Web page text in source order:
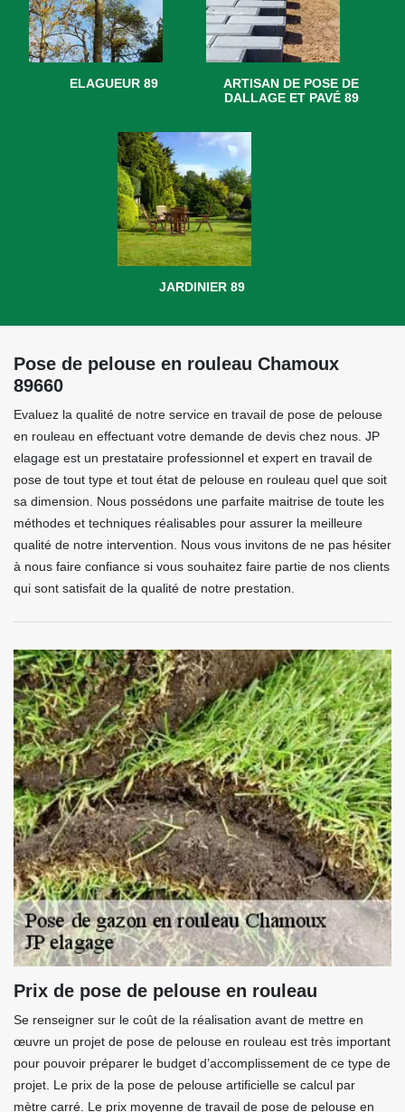
ELAGUEUR 89
ARTISAN DE POSE DE
DALLAGE ET PAVÉ 89
JARDINIER 89
Pose de pelouse en rouleau Chamoux
89660
Evaluez la qualité de notre service en travail de pose de pelouse
en rouleau en effectuant votre demande de devis chez nous. JP
elagage est un prestataire professionnel et expert en travail de
pose de tout type et tout état de pelouse en rouleau quel que soit
sa dimension. Nous possédons une parfaite maitrise de toute les
méthodes et techniques réalisables pour assurer la meilleure
qualité de notre intervention. Nous vous invitons de ne pas hésiter
à nous faire confiance si vous souhaitez faire partie de nos clients
qui sont satisfait de la qualité de notre prestation.
Prix de pose de pelouse en rouleau
Se renseigner sur le coût de la réalisation avant de mettre en
œuvre un projet de pose de pelouse en rouleau est très important
pour pouvoir préparer le budget d’accomplissement de ce type de
projet. Le prix de la pose de pelouse artificielle se calcul par
mètre carré. Le prix moyenne de travail de pose de pelouse en